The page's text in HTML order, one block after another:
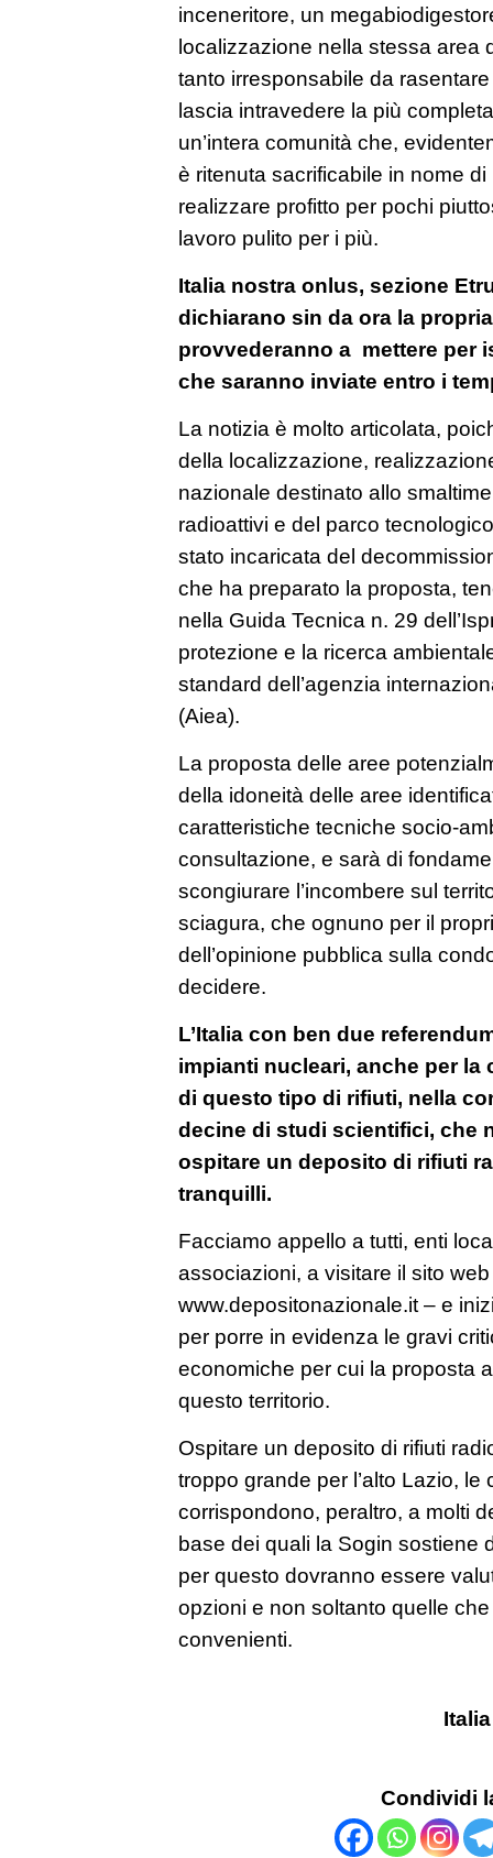
inceneritore, un
localizzazione nella stessa area
tanto irresponsabile da
lascia intravedere la più
un’intera comunità che,
è ritenuta sacrificabile in nome
realizzare profitto per pochi
lavoro pulito per i più.
Italia nostra onlus, sezione
dichiarano sin da ora la
provvederanno a mettere per
che saranno inviate entro i
La notizia è molto articolata,
della localizzazione,
nazionale destinato allo
radioattivi e del parco
stato incaricata del
che ha preparato la proposta,
nella Guida Tecnica n. 29
protezione e la ricerca
standard dell’agenzia
(Aiea).
La proposta delle aree
della idoneità delle aree
caratteristiche tecniche socio-
consultazione, e sarà di
scongiurare l’incombere sul
sciagura, che ognuno per il
dell’opinione pubblica sulla
decidere.
L’Italia con ben due
impianti nucleari, anche per
di questo tipo di rifiuti, nella
decine di studi scientifici, che
ospitare un deposito di rifiuti
tranquilli.
Facciamo appello a tutti, enti
associazioni, a visitare il sito
www.depositonazionale.it – e
per porre in evidenza le gravi
economiche per cui la proposta
questo territorio.
Ospitare un deposito di rifiuti
troppo grande per l’alto Lazio, le
corrispondono, peraltro, a molti
base dei quali la Sogin sostiene
per questo dovranno essere
opzioni e non soltanto quelle
convenienti.
Condividi